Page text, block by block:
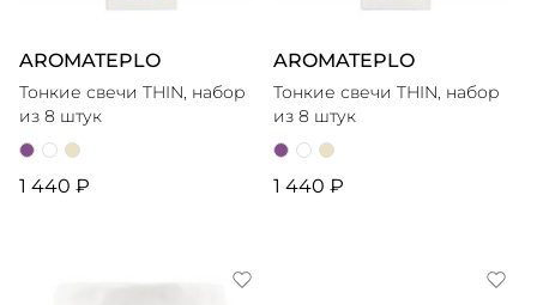
AROMATEPLO
Тонкие свечи THIN, набор
из 8 штук
1 440 ₽
AROMATEPLO
Тонкие свечи THIN, набор
из 8 штук
1 440 ₽